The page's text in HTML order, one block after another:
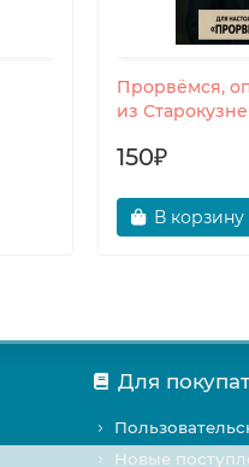
Прорвёмся,
из
150₽
В корзину
Для
Новые